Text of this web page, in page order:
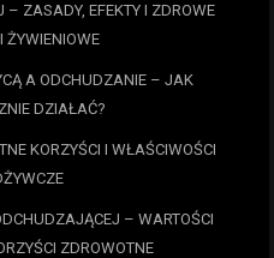
– ZASADY, EFEKTY I ZDROWE
ŻYWIENIOWE
A ODCHUDZANIE – JAK
DZIAŁAĆ?
KORZYŚCI I WŁAŚCIWOŚCI
– WARTOŚCI
ZDROWOTNE